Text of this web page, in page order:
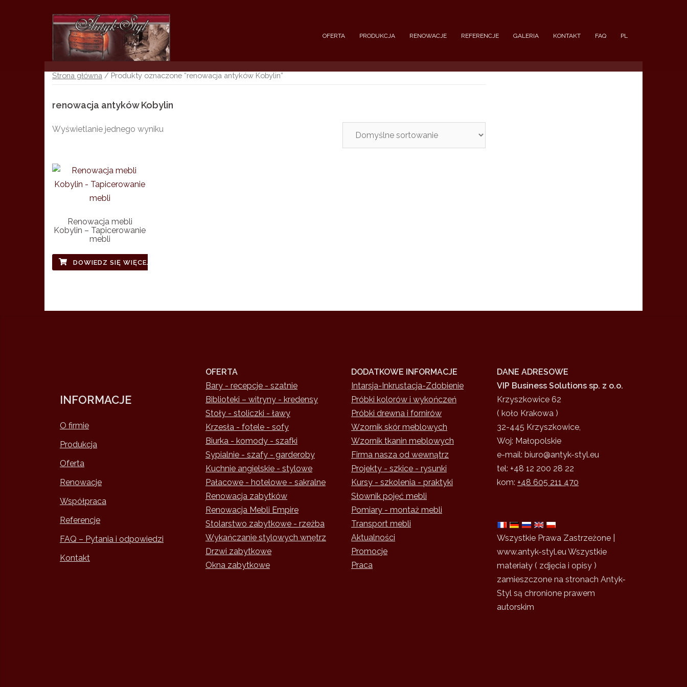
OFERTA PRODUKCJA RENOWACJE REFERENCJE GALERIA KONTAKT FAQ PL
Strona główna / Produkty oznaczone “renowacja antyków Kobylin”
renowacja antyków Kobylin
Wyświetlanie jednego wyniku
Renowacja mebli
Kobylin – Tapicerowanie
mebli
DOWIEDZ SIĘ WIĘCEJ
INFORMACJE
O firmie
Produkcja
Oferta
Renowacje
Współpraca
Referencje
FAQ – Pytania i odpowiedzi
Kontakt
OFERTA
Bary - recepcje - szatnie
Biblioteki – witryny - kredensy
Stoły - stoliczki - ławy
Krzesła - fotele - sofy
Biurka - komody - szafki
Sypialnie - szafy - garderoby
Kuchnie angielskie - stylowe
Pałacowe - hotelowe - sakralne
Renowacja zabytków
Renowacja Mebli Empire
Stolarstwo zabytkowe - rzeżba
Wykańczanie stylowych wnętrz
Drzwi zabytkowe
Okna zabytkowe
DODATKOWE INFORMACJE
Intarsja-Inkrustacja-Zdobienie
Próbki kolorów i wykończeń
Próbki drewna i fornirów
Wzornik skór meblowych
Wzornik tkanin meblowych
Firma nasza od wewnątrz
Projekty - szkice - rysunki
Kursy - szkolenia - praktyki
Słownik pojęć mebli
Pomiary - montaż mebli
Transport mebli
Aktualności
Promocje
Praca
DANE ADRESOWE
VIP Business Solutions sp. z o.o.
Krzyszkowice 62
( koło Krakowa )
32-445 Krzyszkowice,
Woj: Małopolskie
e-mail: biuro@antyk-styl.eu
tel: +48 12 200 28 22
kom: +48 605 211 470
Wszystkie Prawa Zastrzeżone |
www.antyk-styl.eu Wszystkie
materiały ( zdjęcia i opisy )
zamieszczone na stronach Antyk-
Styl są chronione prawem
autorskim